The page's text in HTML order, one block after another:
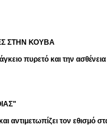
ΣΤΗΝ ΚΟΥΒΑ
πυρετό και την ασθένεια
αντιμετωπίζει τον εθισμό